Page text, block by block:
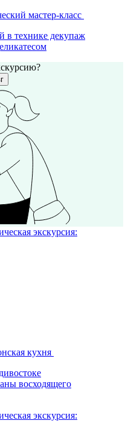
мастер-класс
в технике декупаж
кухня
восходящего